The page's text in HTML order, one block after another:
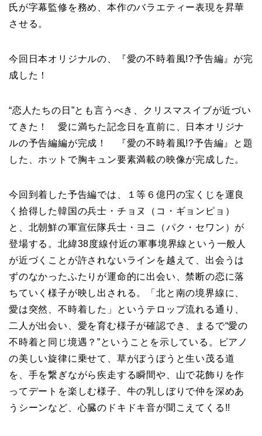
氏が字幕監修を務め、本作のバラエティー表現を昇華
させる。
今回日本オリジナルの、『愛の不時着風!?予告編』が完
成した ！
“恋人たちの日”とも言うべき、クリスマスイブが近づい
てきた！ 愛に満ちた記念日を直前に、日本オリジナ
ルの予告編編が完成！ 『愛の不時着風!?予告編』と題
した、ホットで胸キュン要素満載の映像が完成した。
今回到着した予告編では、１等６億円の宝くじを運良
く拾得した韓国の兵士・チョヌ（コ・ギョンピョ）
と、北朝鮮の軍宣伝隊兵士・ヨニ（パク・セワン）が
登場する。北緯38度線付近の軍事境界線という一般人
が近づくことが許されないラインを越えて、出会うは
ずのなかったふたりが運命的に出会い、禁断の恋に落
ちていく様子が映し出される。「北と南の境界線に、
愛は突然、不時着した」というテロップ流れる通り、
二人が出会い、愛を育む様子が確認でき、まるで“愛の
不時着と同じ境遇？”ということを示している。ピアノ
の美しい旋律に乗せて、草がぼうぼうと生い茂る道
を、手を繋ぎながら疾走する瞬間や、山で花飾りを作
ってデートを楽しむ様子、牛の乳しぼりで仲を深めあ
うシーンなど、心臓のドキドキ音が聞こえてくる!!